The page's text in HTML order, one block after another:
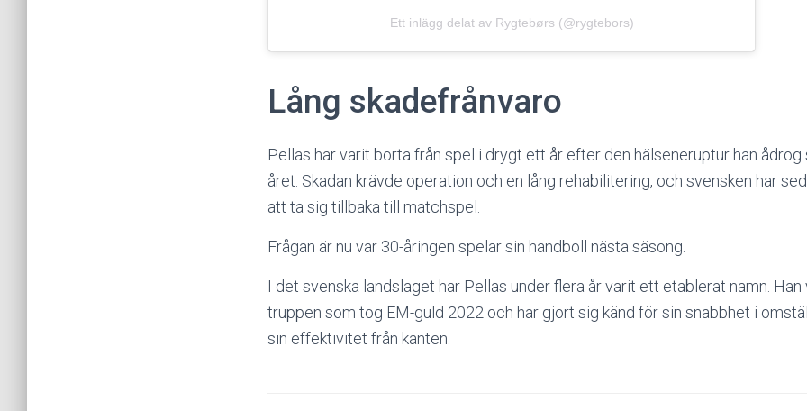
Ett inlägg delat av Rygtebørs (@rygtebors)
Lång skadefrånvaro
Pellas har varit borta från spel i drygt ett år efter den hälseneruptur han
året. Skadan krävde operation och en lång rehabilitering, och svensken har
att ta sig tillbaka till matchspel.
Frågan är nu var 30-åringen spelar sin handboll nästa säsong.
I det svenska landslaget har Pellas under flera år varit ett etablerat namn. Han
truppen som tog EM-guld 2022 och har gjort sig känd för sin snabbhet i
sin effektivitet från kanten.